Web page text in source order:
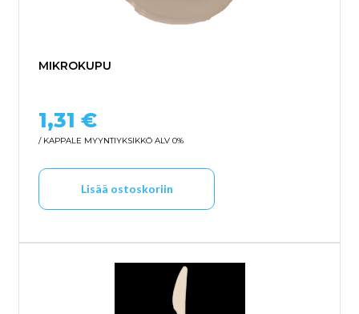
MIKROKUPU
1,31 €
/ KAPPALE MYYNTIYKSIKKÖ ALV 0%
Lisää ostoskoriin